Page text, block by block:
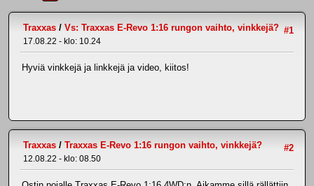
#1
Traxxas / Vs: Traxxas E-Revo 1:16 rungon vaihto, vinkkejä?
17.08.22 - klo: 10.24
Hyviä vinkkejä ja linkkejä ja video, kiitos!
#2
Traxxas / Traxxas E-Revo 1:16 rungon vaihto, vinkkejä?
12.08.22 - klo: 08.50